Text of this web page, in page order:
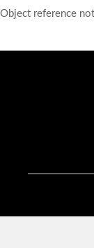
Object reference